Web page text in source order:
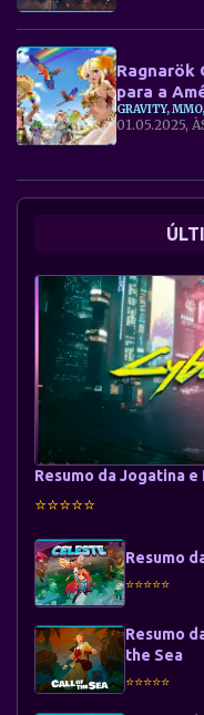
Ragnarök
para a
GRAVITY,
01.05.2025,
Resumo da Jogatina
⭐⭐⭐⭐⭐
Resumo
⭐⭐⭐⭐⭐
Resumo
the Sea
⭐⭐⭐⭐⭐